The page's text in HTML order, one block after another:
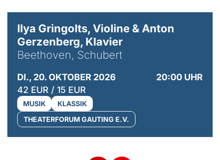
Ilya Gringolts, Violine & Anton
Gerzenberg, Klavier
Beethoven, Schubert
DI., 20. OKTOBER 2026
20:00 UHR
42 EUR / 15 EUR
MUSIK
KLASSIK
THEATERFORUM GAUTING E.V.